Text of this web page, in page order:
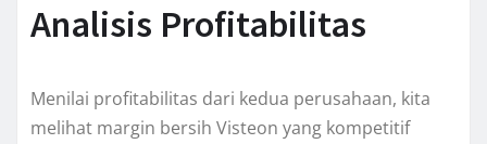
Analisis Profitabilitas
Menilai profitabilitas dari kedua perusahaan, kita
melihat margin bersih Visteon yang kompetitif